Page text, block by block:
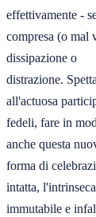
effettivamente -
compresa (o mal
dissipazione o
distrazione.
all'actuosa
fedeli, fare in
anche questa
forma di
intatta,
immutabile e